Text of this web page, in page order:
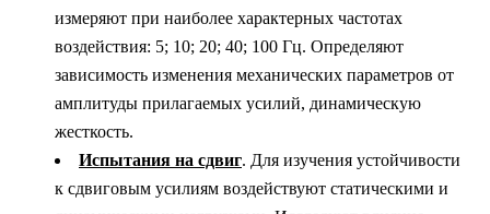
измеряют при наиболее характерных частотах
воздействия: 5; 10; 20; 40; 100 Гц. Определяют
зависимость изменения механических параметров от
амплитуды прилагаемых усилий, динамическую
жесткость.
Испытания на сдвиг. Для изучения устойчивости
к сдвиговым усилиям воздействуют статическими и